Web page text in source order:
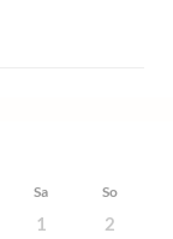
Sa So
1
2